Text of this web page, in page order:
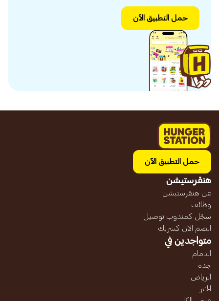
حمل التطبيق الآن
حمل التطبيق الآن
هنقرستيشن
عن هنقرستيشن
وظائف
سجّل كمندوب توصيل
انضم الآن كشريك
متواجدين في
الدمام
جده
الرياض
الخبر